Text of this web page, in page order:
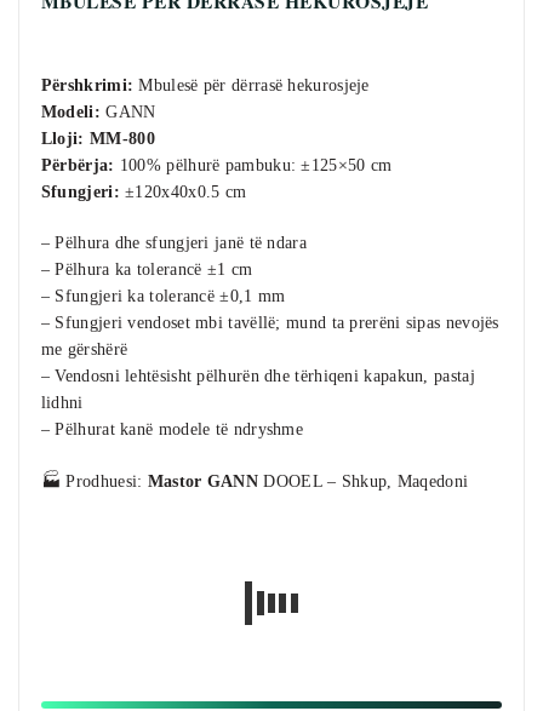
Përshkrimi: Mbulesë për dërrasë hekurosjeje
Modeli: GANN
Lloji: MM-800
Përbërja: 100% pëlhurë pambuku: ±125×50 cm
Sfungjeri: ±120x40x0.5 cm
– Pëlhura dhe sfungjeri janë të ndara
– Pëlhura ka tolerancë ±1 cm
– Sfungjeri ka tolerancë ±0,1 mm
– Sfungjeri vendoset mbi tavëllë; mund ta prerëni sipas nevojës
me gërshërë
– Vendosni lehtësisht pëlhurën dhe tërhiqeni kapakun, pastaj
lidhni
– Pëlhurat kanë modele të ndryshme
🏭 Prodhuesi: Mastor GANN DOOEL – Shkup, Maqedoni